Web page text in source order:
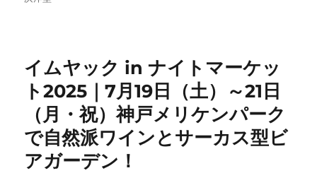
イムヤック in ナイトマーケッ
ト2025｜7月19日（土）～21日
（月・祝）神戸メリケンパーク
で自然派ワインとサーカス型ビ
アガーデン！